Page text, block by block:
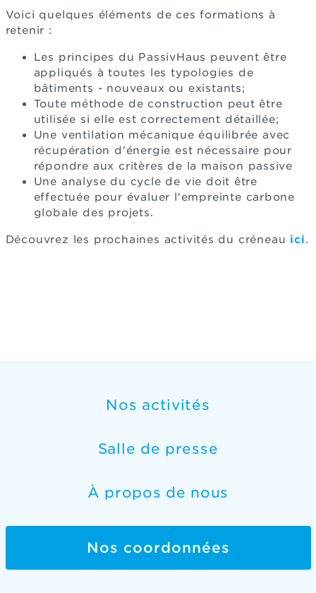
Voici quelques éléments de ces formations à
retenir :
Les principes du PassivHaus peuvent être
appliqués à toutes les typologies de
bâtiments - nouveaux ou existants;
Toute méthode de construction peut être
utilisée si elle est correctement détaillée;
Une ventilation mécanique équilibrée avec
récupération d'énergie est nécessaire pour
répondre aux critères de la maison passive
Une analyse du cycle de vie doit être
effectuée pour évaluer l'empreinte carbone
globale des projets.
Découvrez les prochaines activités du créneau ici.
Nos activités
Salle de presse
À propos de nous
Nos coordonnées